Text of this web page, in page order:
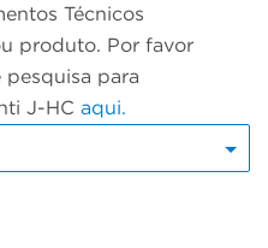
Técnicos
produto. Por favor
para
J-HC aqui.